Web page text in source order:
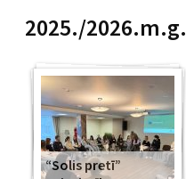
2025./2026.m.g.
“Solis pretī”